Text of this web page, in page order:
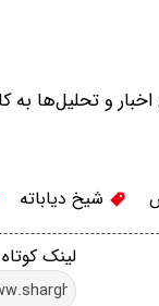
و تحلیل‌ها به
شیخ دیاباته
لینک کوتاه